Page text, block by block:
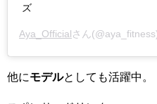
ズ
Aya_Officialさん
他にモデルとしても活躍中。